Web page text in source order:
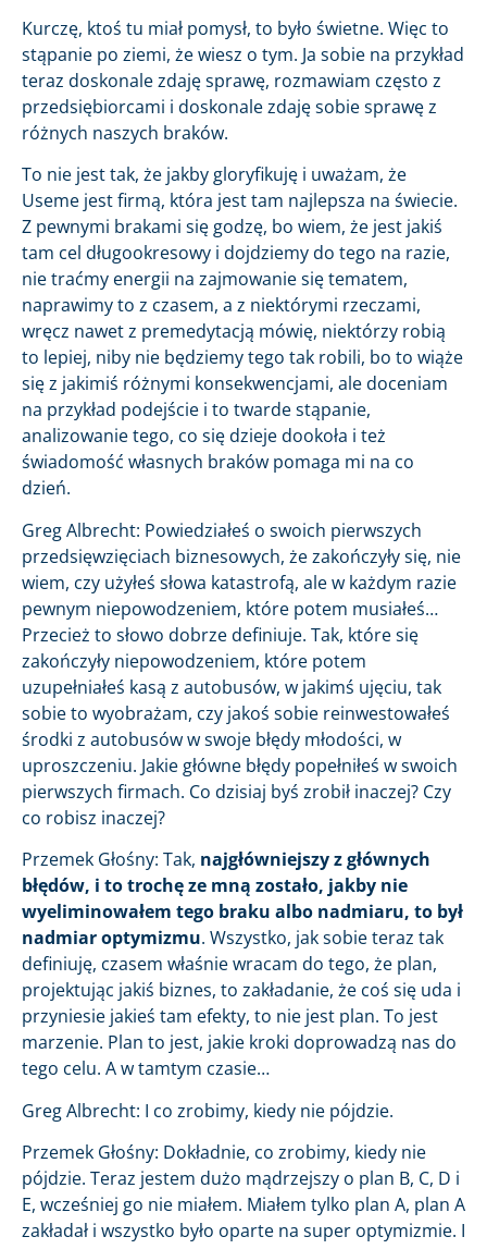
Kurczę, ktoś tu miał pomysł, to było świetne. Więc to
stąpanie po ziemi, że wiesz o tym. Ja sobie na przykład
teraz doskonale zdaję sprawę, rozmawiam często z
przedsiębiorcami i doskonale zdaję sobie sprawę z
różnych naszych braków.
To nie jest tak, że jakby gloryfikuję i uważam, że
Useme jest firmą, która jest tam najlepsza na świecie.
Z pewnymi brakami się godzę, bo wiem, że jest jakiś
tam cel długookresowy i dojdziemy do tego na razie,
nie traćmy energii na zajmowanie się tematem,
naprawimy to z czasem, a z niektórymi rzeczami,
wręcz nawet z premedytacją mówię, niektórzy robią
to lepiej, niby nie będziemy tego tak robili, bo to wiąże
się z jakimiś różnymi konsekwencjami, ale doceniam
na przykład podejście i to twarde stąpanie,
analizowanie tego, co się dzieje dookoła i też
świadomość własnych braków pomaga mi na co
dzień.
Greg Albrecht: Powiedziałeś o swoich pierwszych
przedsięwzięciach biznesowych, że zakończyły się, nie
wiem, czy użyłeś słowa katastrofą, ale w każdym razie
pewnym niepowodzeniem, które potem musiałeś…
Przecież to słowo dobrze definiuje. Tak, które się
zakończyły niepowodzeniem, które potem
uzupełniałeś kasą z autobusów, w jakimś ujęciu, tak
sobie to wyobrażam, czy jakoś sobie reinwestowałeś
środki z autobusów w swoje błędy młodości, w
uproszczeniu. Jakie główne błędy popełniłeś w swoich
pierwszych firmach. Co dzisiaj byś zrobił inaczej? Czy
co robisz inaczej?
Przemek Głośny: Tak, najgłówniejszy z głównych
błędów, i to trochę ze mną zostało, jakby nie
wyeliminowałem tego braku albo nadmiaru, to był
nadmiar optymizmu. Wszystko, jak sobie teraz tak
definiuję, czasem właśnie wracam do tego, że plan,
projektując jakiś biznes, to zakładanie, że coś się uda i
przyniesie jakieś tam efekty, to nie jest plan. To jest
marzenie. Plan to jest, jakie kroki doprowadzą nas do
tego celu. A w tamtym czasie…
Greg Albrecht: I co zrobimy, kiedy nie pójdzie.
Przemek Głośny: Dokładnie, co zrobimy, kiedy nie
pójdzie. Teraz jestem dużo mądrzejszy o plan B, C, D i
E, wcześniej go nie miałem. Miałem tylko plan A, plan A
zakładał i wszystko było oparte na super optymizmie. I